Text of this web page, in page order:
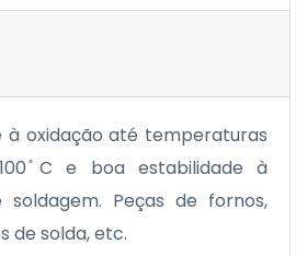
à oxidação até temperaturas
̊C e boa estabilidade à
Peças de fornos,
de solda, etc.